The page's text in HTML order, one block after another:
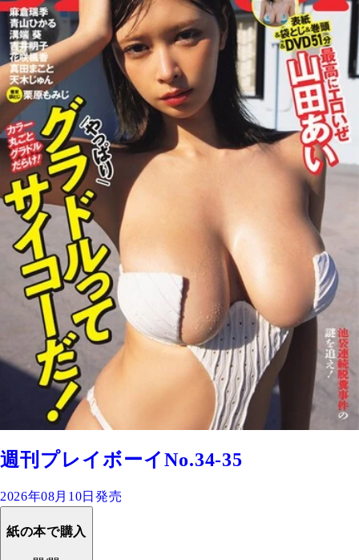
週刊プレイボーイNo.34-35
2026年08月10日発売
紙の本で購入